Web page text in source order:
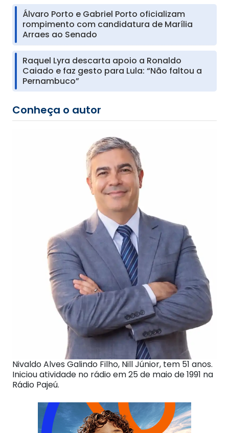
Álvaro Porto e Gabriel Porto oficializam
rompimento com candidatura de Marília
Arraes ao Senado
Raquel Lyra descarta apoio a Ronaldo
Caiado e faz gesto para Lula: “Não faltou a
Pernambuco”
Conheça o autor
Nivaldo Alves Galindo Filho, Nill Júnior, tem 51 anos.
Iniciou atividade no rádio em 25 de maio de 1991 na
Rádio Pajeú.